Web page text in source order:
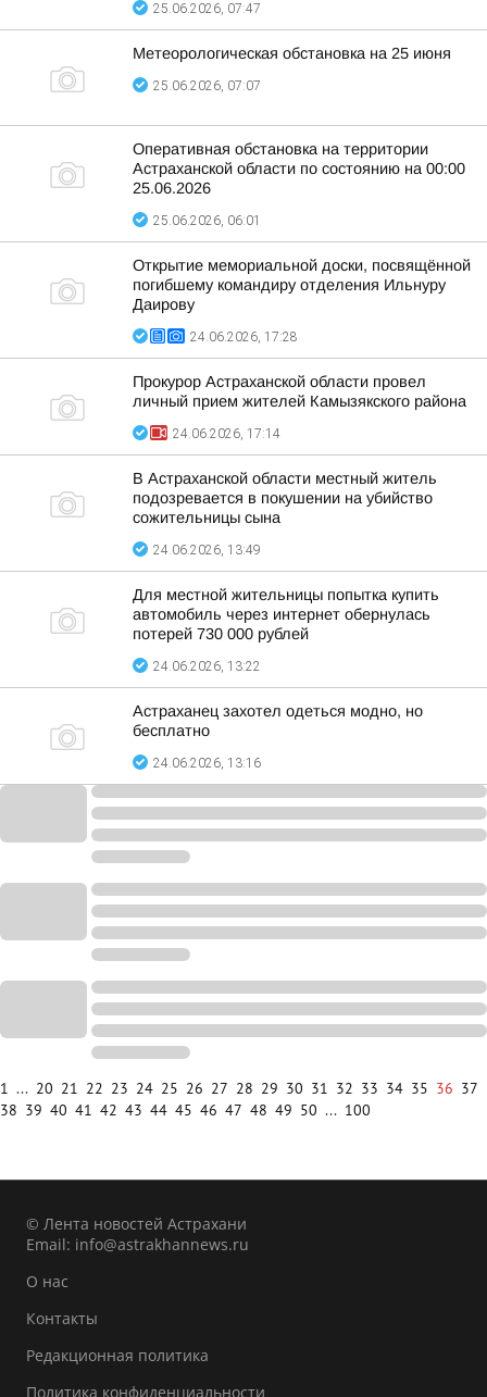
25.06.2026, 07:47
Метеорологическая обстановка на 25 июня
25.06.2026, 07:07
Оперативная обстановка на территории
Астраханской области по состоянию на 00:00
25.06.2026
25.06.2026, 06:01
Открытие мемориальной доски, посвящённой
погибшему командиру отделения Ильнуру
Даирову
24.06.2026, 17:28
Прокурор Астраханской области провел
личный прием жителей Камызякского района
24.06.2026, 17:14
В Астраханской области местный житель
подозревается в покушении на убийство
сожительницы сына
24.06.2026, 13:49
Для местной жительницы попытка купить
автомобиль через интернет обернулась
потерей 730 000 рублей
24.06.2026, 13:22
Астраханец захотел одеться модно, но
бесплатно
24.06.2026, 13:16
1 ... 20 21 22 23 24 25 26 27 28 29 30 31 32 33 34 35 36 37
38 39 40 41 42 43 44 45 46 47 48 49 50 ... 100
© Лента новостей Астрахани
Email: info@astrakhannews.ru
О нас
Контакты
Редакционная политика
Политика конфиденциальности